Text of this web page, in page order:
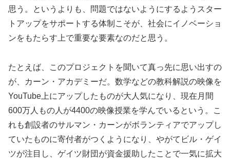
思う。というよりも、問題ではないようにするようスター
トアップをサポートする体制こそが、社会にイノベーショ
ンをもたらす上で重要な要素なのだと思う。
たとえば、このプロジェクトを聞いて真っ先に思い出すの
が、カーン・アカデミーだ。数学などの教科解説の映像を
YouTube上にアップしたものが大人気になり、現在月間
600万人もの人が4400の映像授業を学んでいるという。こ
れも創設者のサルマン・カーンがボランティアでアップし
ていたものに寄付者がつくようになり、やがてビル・ゲイ
ツが注目し、ゲイツ財団が資金援助したことで一気に拡大